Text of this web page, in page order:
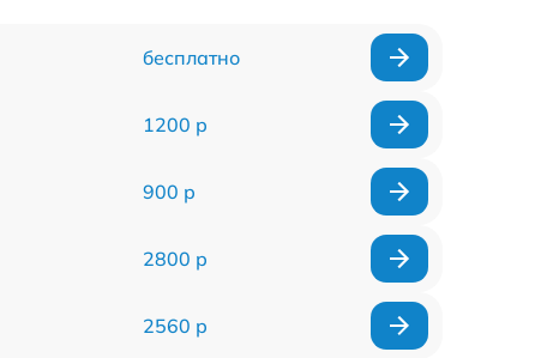
бесплатно
1200 р
900 р
2800 р
2560 р